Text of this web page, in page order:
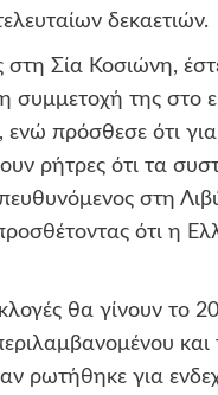
δεκαετιών.
Σία Κοσιώνη,
συμμετοχή της
πρόσθεσε ότι
ρήτρες ότι τα
στη
ότι η
θα γίνουν το
ρωτήθηκε για